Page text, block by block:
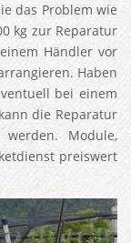
das Problem wie
kg zur Reparatur
Händler vor
Haben
bei einem
die Reparatur
Module,
preiswert